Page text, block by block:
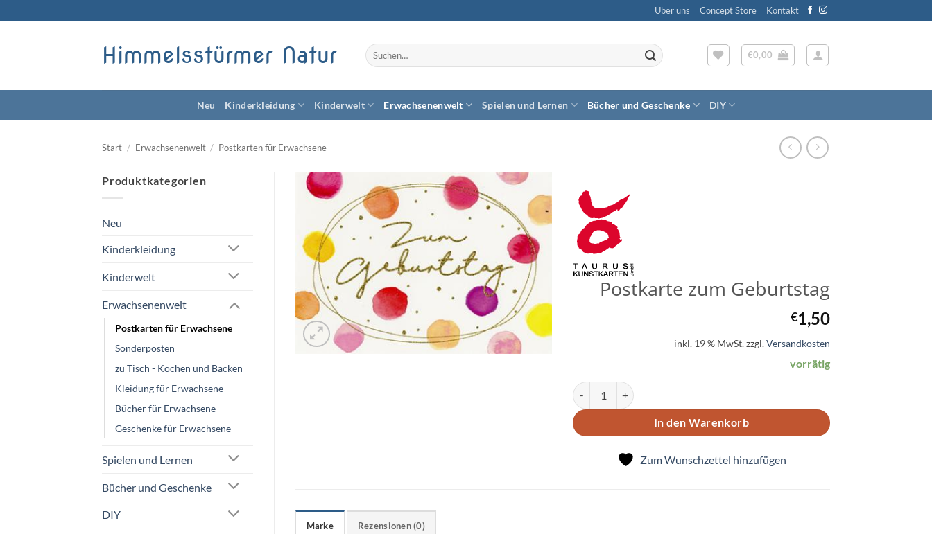
Inhalt
Über uns Concept Store Kontakt
Himmelsstürmer Natur
Suchen
nach:
€0,00
Neu Kinderkleidung Kinderwelt Erwachsenenwelt Spielen und Lernen Bücher und Geschenke DIY
Start / Erwachsenenwelt / Postkarten für Erwachsene
Produktkategorien
Neu
Kinderkleidung
Kinderwelt
Erwachsenenwelt
Postkarten für Erwachsene
Sonderposten
zu Tisch - Kochen und Backen
Kleidung für Erwachsene
Bücher für Erwachsene
Geschenke für Erwachsene
Spielen und Lernen
Bücher und Geschenke
DIY
Zum
Wunschzettel
hinzufügen
Postkarte zum Geburtstag
€1,50
inkl. 19 % MwSt.zzgl.Versandkosten
vorrätig
Postkarte zum Geburtstag Menge
In den Warenkorb
Zum Wunschzettel hinzufügen
Marke Rezensionen (0)